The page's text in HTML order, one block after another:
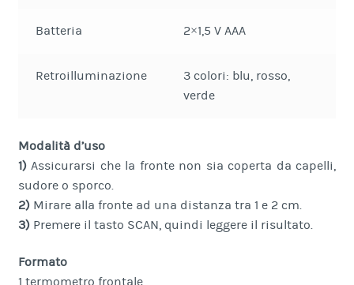
Batteria 2×1,5 V AAA
Retroilluminazione
3 colori: blu, rosso,
verde
Modalità d’uso
1)Assicurarsi che la fronte non sia coperta da capelli,
sudore o sporco.
2)Mirare alla fronte ad una distanza tra 1 e 2 cm.
3)Premere il tasto SCAN, quindi leggere il risultato.
Formato
1 termometro frontale.